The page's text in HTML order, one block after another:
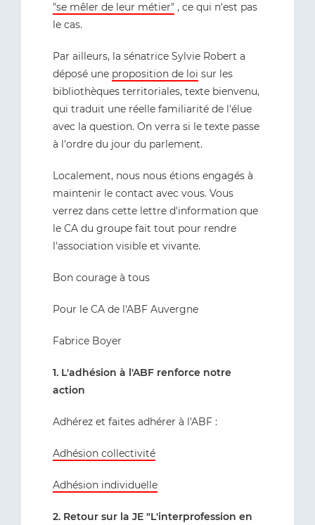
"se mêler de leur métier" , ce qui n'est pas
le cas.
Par ailleurs, la sénatrice Sylvie Robert a
déposé une proposition de loi sur les
bibliothèques territoriales, texte bienvenu,
qui traduit une réelle familiarité de l'élue
avec la question. On verra si le texte passe
à l'ordre du jour du parlement.
Localement, nous nous étions engagés à
maintenir le contact avec vous. Vous
verrez dans cette lettre d'information que
le CA du groupe fait tout pour rendre
l'association visible et vivante.
Bon courage à tous
Pour le CA de l'ABF Auvergne
Fabrice Boyer
1. L'adhésion à l'ABF renforce notre
action
Adhérez et faites adhérer à l'ABF :
Adhésion collectivité
Adhésion individuelle
2. Retour sur la JE "L'interprofession en